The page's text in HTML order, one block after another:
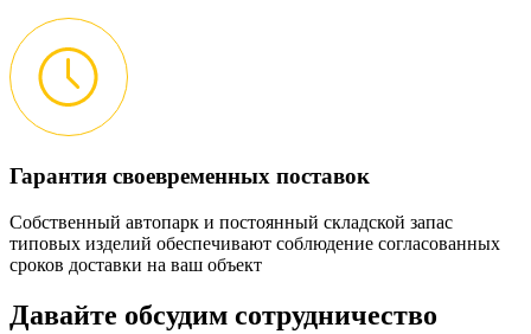
Гарантия своевременных поставок
Собственный автопарк и постоянный складской запас
типовых изделий обеспечивают соблюдение согласованных
сроков доставки на ваш объект
Давайте обсудим сотрудничество